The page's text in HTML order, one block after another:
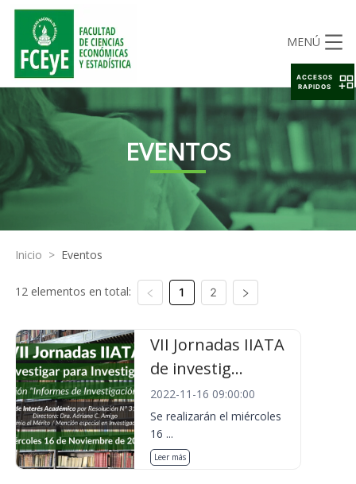
MENÚ
EVENTOS
Inicio > Eventos
12 elementos en total: 1 2
VII Jornadas IIATA
de investig...
2022-11-16 09:00:00
Se realizarán el miércoles
16 ...
Leer más
ACCESOS
RAPIDOS